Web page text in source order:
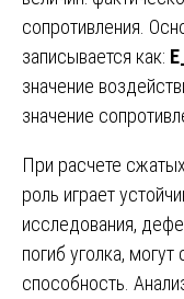
сопротивления.
записывается как:
значение
значение
При расчете
роль играет
исследования,
погиб уголка,
способность.